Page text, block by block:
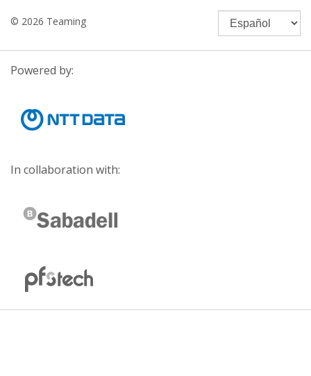
© 2026 Teaming
Powered by:
In collaboration with: